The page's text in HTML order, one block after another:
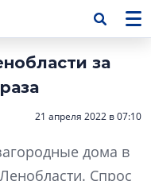
за
21 апреля 2022 в 07:10
дома в
Спрос